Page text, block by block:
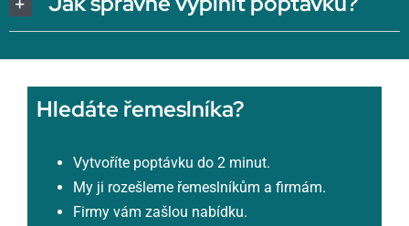
Hledáte řemeslníka?
Vytvoříte poptávku do 2 minut.
My ji rozešleme řemeslníkům a firmám.
Firmy vám zašlou nabídku.